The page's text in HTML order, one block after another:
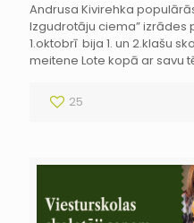
Andrusa Kivirehka
Izgudrotāju ciema” izrādes
1.oktobrī bija 1. un 2.klašu
meitene Lote kopā ar savu
25